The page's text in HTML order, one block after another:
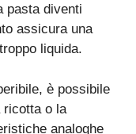
pasta diventi
assicura una
liquida.
è possibile
ricotta o la
analoghe